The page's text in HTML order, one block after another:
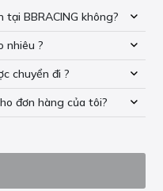
BBRACING không?
nhiêu ?
chuyển đi ?
đơn hàng của tôi?